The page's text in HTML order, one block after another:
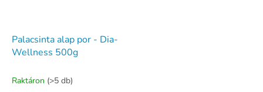
Palacsinta alap por - Dia-
Wellness 500g
Raktáron (>5 db)